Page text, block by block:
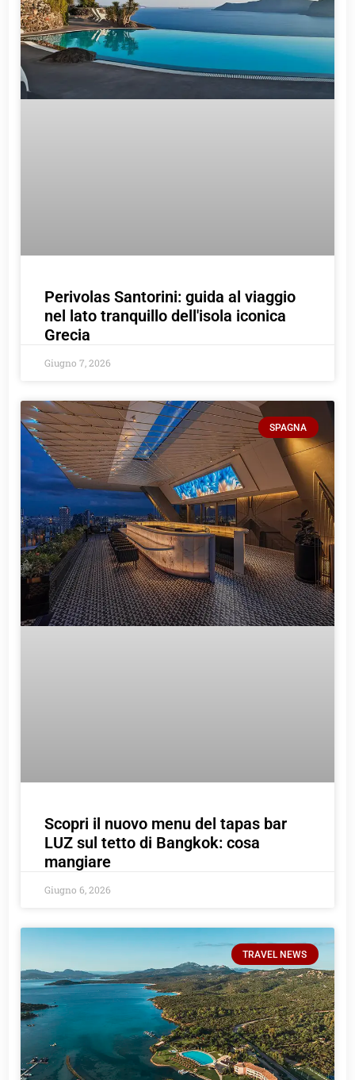
Perivolas Santorini: guida al viaggio
nel lato tranquillo dell'isola iconica
Grecia
Giugno 7, 2026
SPAGNA
Scopri il nuovo menu del tapas bar
LUZ sul tetto di Bangkok: cosa
mangiare
Giugno 6, 2026
TRAVEL NEWS